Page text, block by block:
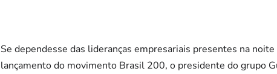
Se dependesse das lideranças empresariais presentes na
lançamento do movimento Brasil 200, o presidente do grupo